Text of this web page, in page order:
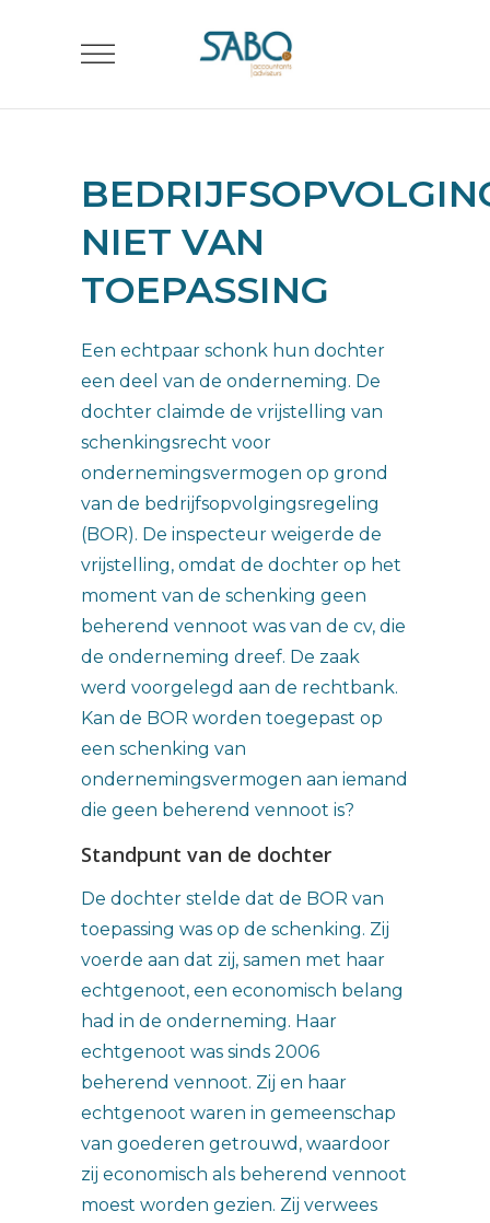
NIET VAN
TOEPASSING
Een echtpaar schonk hun dochter
een deel van de onderneming. De
dochter claimde de vrijstelling van
schenkingsrecht voor
ondernemingsvermogen op grond
van de bedrijfsopvolgingsregeling
(BOR). De inspecteur weigerde de
vrijstelling, omdat de dochter op het
moment van de schenking geen
beherend vennoot was van de cv, die
de onderneming dreef. De zaak
werd voorgelegd aan de rechtbank.
Kan de BOR worden toegepast op
een schenking van
ondernemingsvermogen aan iemand
die geen beherend vennoot is?
Standpunt van de dochter
De dochter stelde dat de BOR van
toepassing was op de schenking. Zij
voerde aan dat zij, samen met haar
echtgenoot, een economisch belang
had in de onderneming. Haar
echtgenoot was sinds 2006
beherend vennoot. Zij en haar
echtgenoot waren in gemeenschap
van goederen getrouwd, waardoor
zij economisch als beherend vennoot
moest worden gezien. Zij verwees